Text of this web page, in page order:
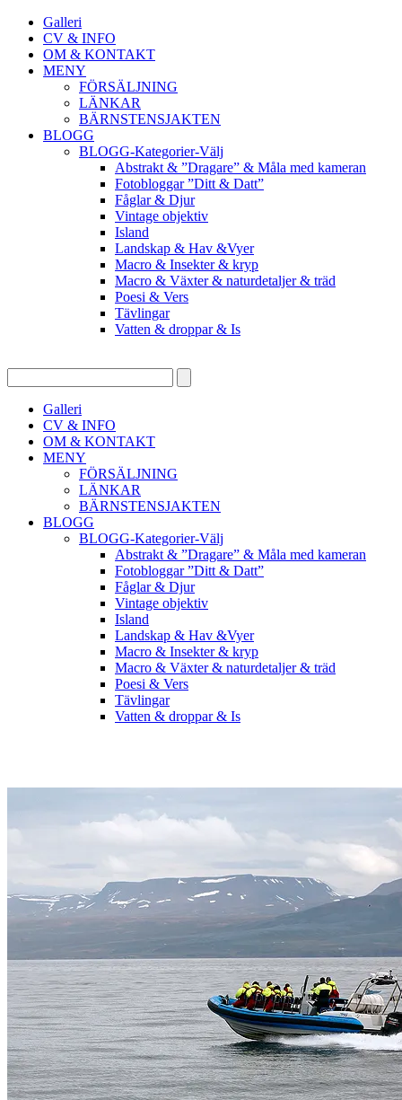
Galleri
CV & INFO
OM & KONTAKT
MENY
FÖRSÄLJNING
LÄNKAR
BÄRNSTENSJAKTEN
BLOGG
BLOGG-Kategorier-Välj
Abstrakt & ”Dragare” & Måla med kameran
Fotobloggar ”Ditt & Datt”
Fåglar & Djur
Vintage objektiv
Island
Landskap & Hav &Vyer
Macro & Insekter & kryp
Macro & Växter & naturdetaljer & träd
Poesi & Vers
Tävlingar
Vatten & droppar & Is
Galleri
CV & INFO
OM & KONTAKT
MENY
FÖRSÄLJNING
LÄNKAR
BÄRNSTENSJAKTEN
BLOGG
BLOGG-Kategorier-Välj
Abstrakt & ”Dragare” & Måla med kameran
Fotobloggar ”Ditt & Datt”
Fåglar & Djur
Vintage objektiv
Island
Landskap & Hav &Vyer
Macro & Insekter & kryp
Macro & Växter & naturdetaljer & träd
Poesi & Vers
Tävlingar
Vatten & droppar & Is